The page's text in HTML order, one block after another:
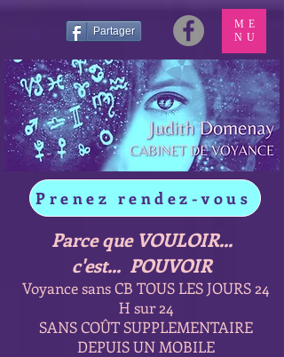
Partager
Prenez rendez-vous
Parce que VOULOIR...
c'est... POUVOIR
Voyance sans CB TOUS LES JOURS 24
H sur 24
SANS COÛT SUPPLEMENTAIRE
DEPUIS UN MOBILE
ME
NU